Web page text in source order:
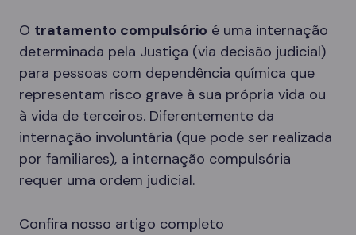
O tratamento compulsório é uma internação
determinada pela Justiça (via decisão judicial)
para pessoas com dependência química que
representam risco grave à sua própria vida ou
à vida de terceiros. Diferentemente da
internação involuntária (que pode ser realizada
por familiares), a internação compulsória
requer uma ordem judicial.
Confira nosso artigo completo